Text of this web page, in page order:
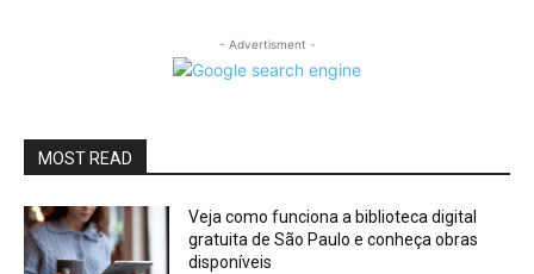
- Advertisment -
MOST READ
Veja como funciona a biblioteca digital
gratuita de São Paulo e conheça obras
disponíveis